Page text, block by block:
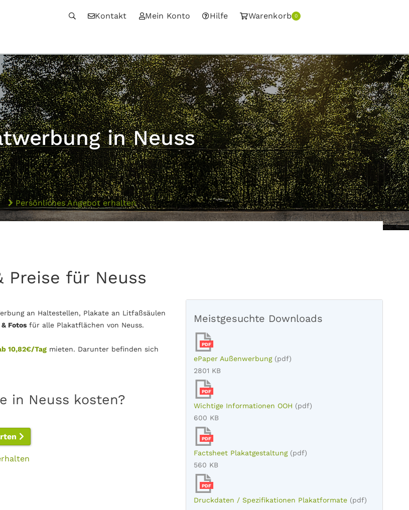
Kontakt Mein Konto Hilfe Warenkorb 0
in Neuss
Persönliches Angebot erhalten
Preise für Neuss
an Haltestellen, Plakate an Litfaßsäulen
Fotos für alle Plakatflächen von Neuss.
10,82€/Tag mieten. Darunter befinden sich
in Neuss kosten?
Meistgesuchte Downloads
PDF
ePaper Außenwerbung (pdf)
2801 KB
PDF
Wichtige Informationen OOH (pdf)
600 KB
PDF
Factsheet Plakatgestaltung (pdf)
560 KB
PDF
Druckdaten / Spezifikationen Plakatformate (pdf)